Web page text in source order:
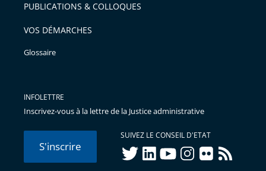
PUBLICATIONS & COLLOQUES
VOS DÉMARCHES
Glossaire
INFOLETTRE
Inscrivez-vous à la lettre de la Justice administrative
S'inscrire
SUIVEZ LE CONSEIL D'ETAT
twitterlinkedInyoutubeinstagram
flickr rss